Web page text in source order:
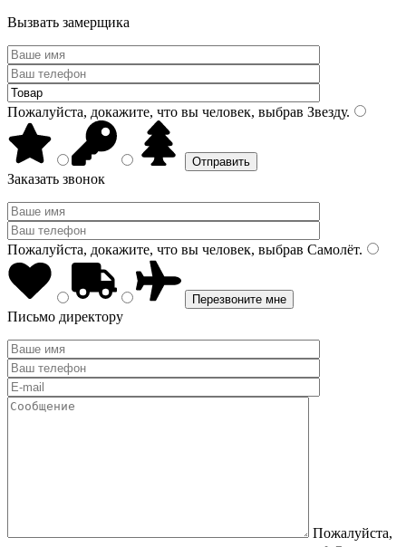
Вызвать замерщика
Пожалуйста, докажите, что вы человек, выбрав Звезду.
Заказать звонок
Пожалуйста, докажите, что вы человек, выбрав Самолёт.
Письмо директору
Пожалуйста,